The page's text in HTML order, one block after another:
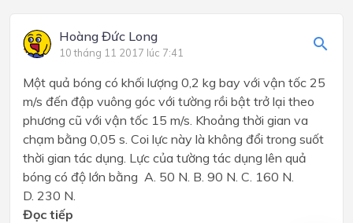
Hoàng Đức Long
10 tháng 11 2017 lúc 7:41
Một quả bóng có khối lượng 0,2 kg bay với vận tốc 25
m/s đến đập vuông góc với tường rồi bật trở lại theo
phương cũ với vận tốc 15 m/s. Khoảng thời gian va
chạm bằng 0,05 s. Coi lực này là không đổi trong suốt
thời gian tác dụng. Lực của tường tác dụng lên quả
bóng có độ lớn bằng A. 50 N. B. 90 N. C. 160 N.
D. 230 N.
Đọc tiếp